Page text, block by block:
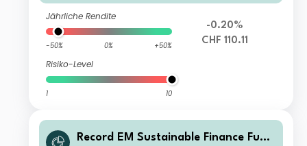
Jährliche Rendite
-50% 0% +50%
Risiko-Level
1 10
-0.20%
CHF 110.11
Record EM Sustainable Finance Fund